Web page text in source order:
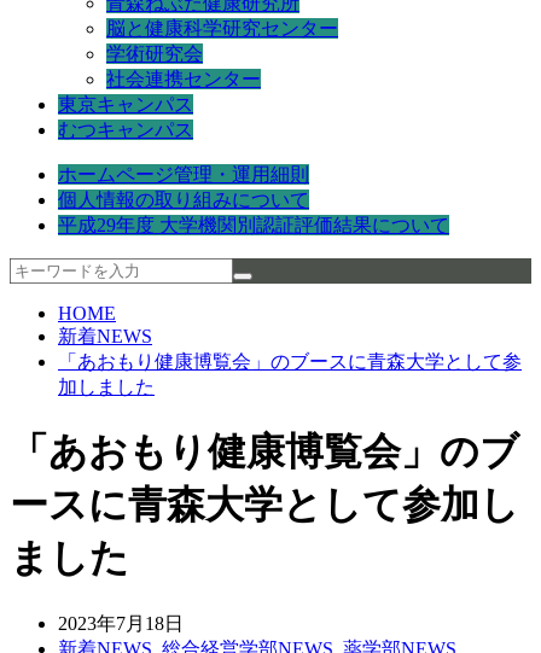
脳と健康科学研究センター
学術研究会
社会連携センター
東京キャンパス
むつキャンパス
ホームページ管理・運用細則
個人情報の取り組みについて
平成29年度 大学機関別認証評価結果について
HOME
新着NEWS
「あおもり健康博覧会」のブースに青森大学として参
加しました
「あおもり健康博覧会」のブ
ースに青森大学として参加し
ました
2023年7月18日
新着NEWS 総合経営学部NEWS 薬学部NEWS